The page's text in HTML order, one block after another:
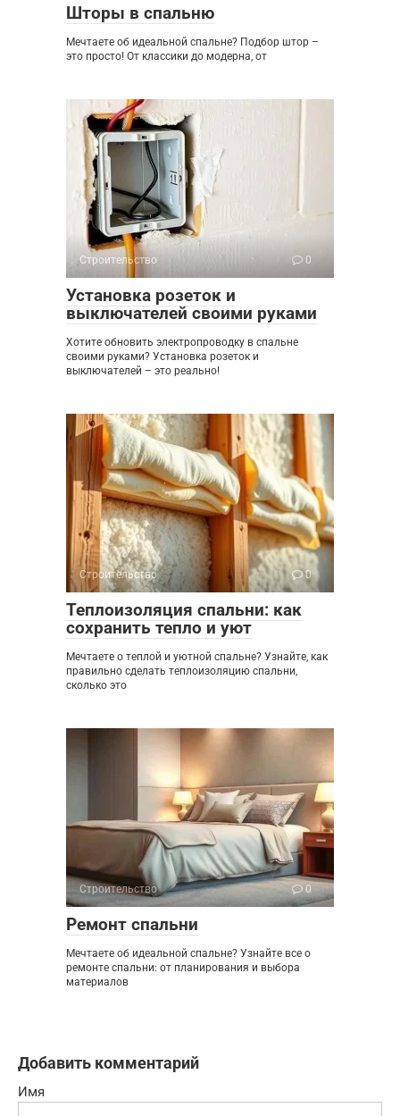
Шторы в спальню
Мечтаете об идеальной спальне? Подбор штор –
это просто! От классики до модерна, от
Строительство 0
Установка розеток и
выключателей своими руками
Хотите обновить электропроводку в спальне
своими руками? Установка розеток и
выключателей – это реально!
Строительство 0
Теплоизоляция спальни: как
сохранить тепло и уют
Мечтаете о теплой и уютной спальне? Узнайте, как
правильно сделать теплоизоляцию спальни,
сколько это
Строительство 0
Ремонт спальни
Мечтаете об идеальной спальне? Узнайте все о
ремонте спальни: от планирования и выбора
материалов
Добавить комментарий
Имя